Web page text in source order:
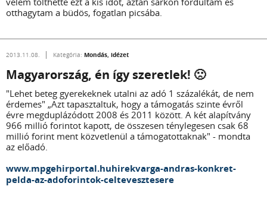
otthagytam a büdös, fogatlan picsába.
2013.11.08. Kategória: Mondás, idézet
Magyarország, én így szeretlek! 🙁
"Lehet beteg gyerekeknek utalni az adó 1 százalékát, de nem
érdemes" „Azt tapasztaltuk, hogy a támogatás szinte évről
évre megduplázódott 2008 és 2011 között. A két alapítvány
966 millió forintot kapott, de összesen ténylegesen csak 68
millió forint ment közvetlenül a támogatottaknak" - mondta
az előadó.
www.mpgehirportal.huhirekvarga-andras-konkret-
pelda-az-adoforintok-celtevesztesere